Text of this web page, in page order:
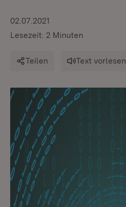
02.07.2021
Lesezeit: 2 Minuten
Teilen Text vorlesen